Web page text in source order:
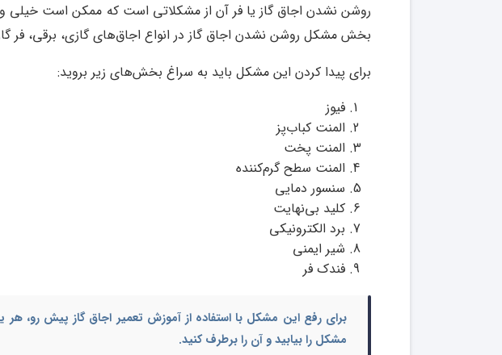
روشن نشدن اجاق گاز یا فر آن از مشکلاتی است که ممکن است خیلی
بخش مشکل روشن نشدن اجاق گاز در انواع اجاق‌های گازی، برقی، فر
برای پیدا کردن این مشکل باید به سراغ بخش‌های زیر بروید:
فیوز
المنت کباب‌پز
المنت پخت
المنت سطح گرم‌کننده
سنسور دمایی
کلید بی‌نهایت
برد الکترونیکی
شیر ایمنی
فندک فر
برای رفع این مشکل با استفاده از آموزش تعمیر اجاق گاز پیش رو، هر
مشکل را بیابید و آن را برطرف کنید.